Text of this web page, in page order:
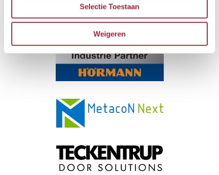
Selectie Toestaan
Weigeren
Premium partner